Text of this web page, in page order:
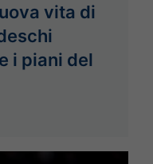
vita di
i piani del